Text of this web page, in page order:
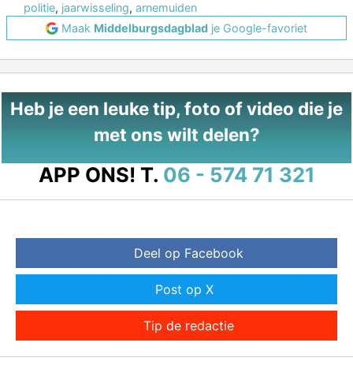
politie, jaarwisseling, arnemuiden
Maak Middelburgsdagblad je Google-favoriet
Heb je een leuke tip, foto of video die je
met ons wilt delen?
APP ONS! T. 06 - 574 71 321
Deel op Facebook
Post op X
Tip de redactie